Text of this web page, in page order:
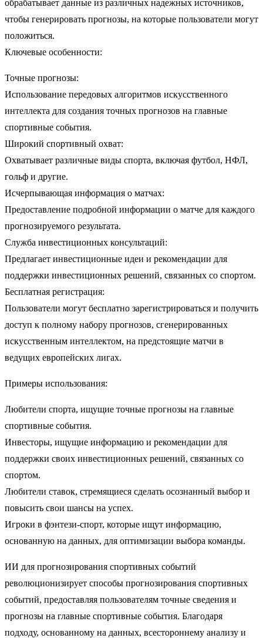
обрабатывает данные из различных надежных источников,
чтобы генерировать прогнозы, на которые пользователи могут
положиться.
Ключевые особенности:
Точные прогнозы:
Использование передовых алгоритмов искусственного
интеллекта для создания точных прогнозов на главные
спортивные события.
Широкий спортивный охват:
Охватывает различные виды спорта, включая футбол, НФЛ,
гольф и другие.
Исчерпывающая информация о матчах:
Предоставление подробной информации о матче для каждого
прогнозируемого результата.
Служба инвестиционных консультаций:
Предлагает инвестиционные идеи и рекомендации для
поддержки инвестиционных решений, связанных со спортом.
Бесплатная регистрация:
Пользователи могут бесплатно зарегистрироваться и получить
доступ к полному набору прогнозов, сгенерированных
искусственным интеллектом, на предстоящие матчи в
ведущих европейских лигах.
Примеры использования:
Любители спорта, ищущие точные прогнозы на главные
спортивные события.
Инвесторы, ищущие информацию и рекомендации для
поддержки своих инвестиционных решений, связанных со
спортом.
Любители ставок, стремящиеся сделать осознанный выбор и
повысить свои шансы на успех.
Игроки в фэнтези-спорт, которые ищут информацию,
основанную на данных, для оптимизации выбора команды.
ИИ для прогнозирования спортивных событий
революционизирует способы прогнозирования спортивных
событий, предоставляя пользователям точные сведения и
прогнозы на главные спортивные события. Благодаря
подходу, основанному на данных, всестороннему анализу и